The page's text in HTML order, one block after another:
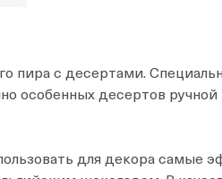
пира с десертами.
особенных десертов
для декора